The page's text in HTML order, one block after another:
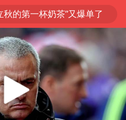
秋的第一杯奶茶”又爆单了
川宜宾市高县发生4.9级地震
泰国校园枪击案死亡人数升至7人
佛山通报笔试前13被淘汰后5名进体检
陕西省委书记赶赴柞水县杏坪镇